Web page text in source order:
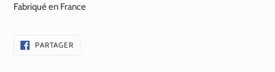
Fabriqué en France
PARTAGERPARTAGER
SUR